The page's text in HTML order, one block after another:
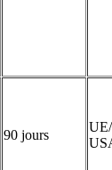
90 jours